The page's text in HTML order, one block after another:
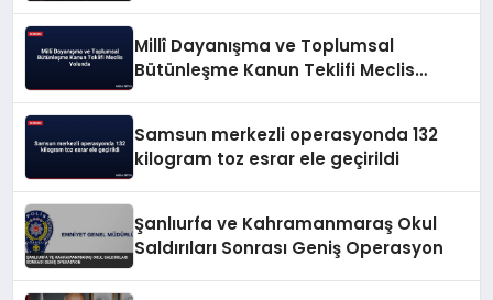
Millî Dayanışma ve Toplumsal
Bütünleşme Kanun Teklifi Meclis
Samsun merkezli operasyonda 132
kilogram toz esrar ele geçirildi
Şanlıurfa ve Kahramanmaraş Okul
Saldırıları Sonrası Geniş Operasyon